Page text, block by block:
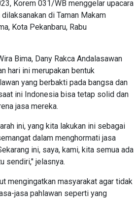
Korem 031/WB menggelar upacara
di Taman Makam
Kota Pekanbaru, Rabu
Bima, Dany Rakca Andalasawan
hari ini merupakan bentuk
yang berbakti pada bangsa dan
ini Indonesia bisa tetap solid dan
jasa mereka.
ini, yang kita lakukan ini sebagai
dalam menghormati jasa
ini, saya, kami, kita semua ada
sendiri," jelasnya.
mengingatkan masyarakat agar tidak
jasa pahlawan seperti yang